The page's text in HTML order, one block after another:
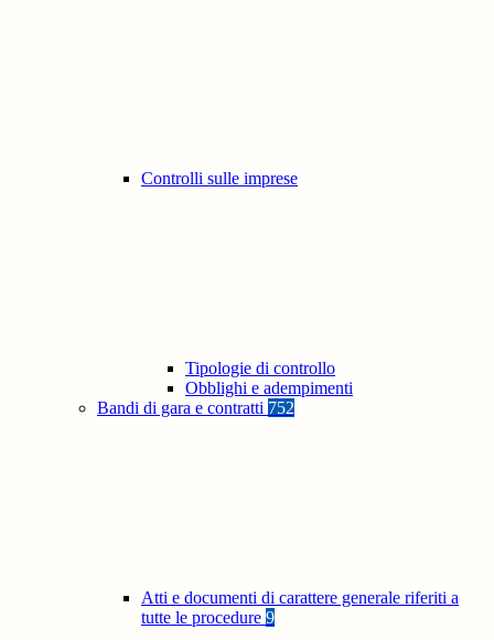
Controlli sulle imprese
Tipologie di controllo
Obblighi e adempimenti
Bandi di gara e contratti 752
Atti e documenti di carattere generale riferiti a
tutte le procedure 9